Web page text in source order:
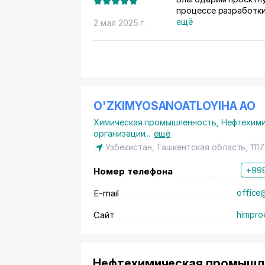
2 мая 2025 г.
процессе
глубокую
дальнейшей работы.
ещё
O'ZKIMYOSANOATLOYIHA АО
Химическая промышленность
организации... ещё
Узбекистан, Ташкентская область,
Номер телефона
E-mail
Сайт